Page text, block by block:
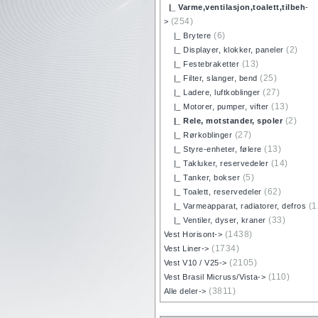
|_ Varme,ventilasjon,toalett,tilbeh-
> (254)
|_ Brytere (6)
|_ Displayer, klokker, paneler (2)
|_ Festebraketter (13)
|_ Filter, slanger, bend (25)
|_ Ladere, luftkoblinger (27)
|_ Motorer, pumper, vifter (13)
|_ Rele, motstander, spoler (2)
|_ Rørkoblinger (27)
|_ Styre-enheter, følere (13)
|_ Takluker, reservedeler (14)
|_ Tanker, bokser (5)
|_ Toalett, reservedeler (62)
|_ Varmeapparat, radiatorer, defros
|_ Ventiler, dyser, kraner (33)
Vest Horisont-> (1438)
Vest Liner-> (1734)
Vest V10 / V25-> (2105)
Vest Brasil Micruss/Vista-> (110)
Alle deler-> (3811)